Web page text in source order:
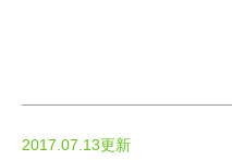
2017.07.13更新